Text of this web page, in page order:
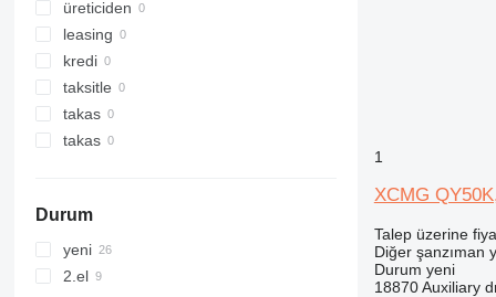
313
314
315
316
317
318
321
322
323
541
550
560
926
8014
8015
8025
8026
8030
üreticiden
leasing
kredi
taksitle
takas
takas
Durum
yeni
2.el
1
XCMG
Talep üzerine
Diğer şanzıman
Durum yeni
18870 Auxiliary